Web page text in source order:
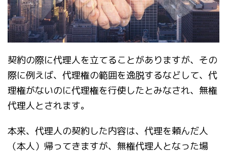
契約の際に代理人を立てることがありますが、その
際に例えば、代理権の範囲を逸脱するなどして、代
理権がないのに代理権を行使したとみなされ、無権
代理人とされます。
本来、代理人の契約した内容は、代理を頼んだ人
（本人）帰ってきますが、無権代理人となった場